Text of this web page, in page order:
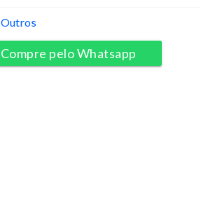
Outros
Compre pelo Whatsapp